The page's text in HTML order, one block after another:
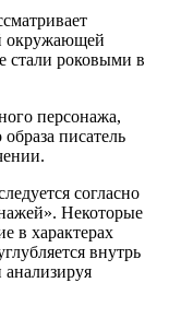
окружающей
стали роковыми в
персонажа,
писатель
согласно
Некоторые
в характерах
внутрь
анализируя